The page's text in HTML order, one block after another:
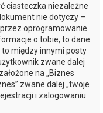
ciasteczka niezależne
nie dotyczy –
oprogramowanie
o tobie, to dane
to między innymi posty
zwane dalej
na „Biznes
zwane dalej „twoje
i zalogowaniu